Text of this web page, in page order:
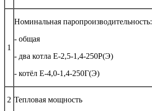
1
Номинальная паропроизводительность:
- общая
- два котла Е-2,5-1,4-250Р(Э)
- котёл Е-4,0-1,4-250Г(Э)
2 Тепловая мощность